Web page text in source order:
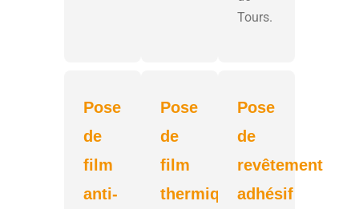
Tours.
Pose
de
film
anti-
Pose
de
film
thermique
Pose
de
revêtement
adhésif